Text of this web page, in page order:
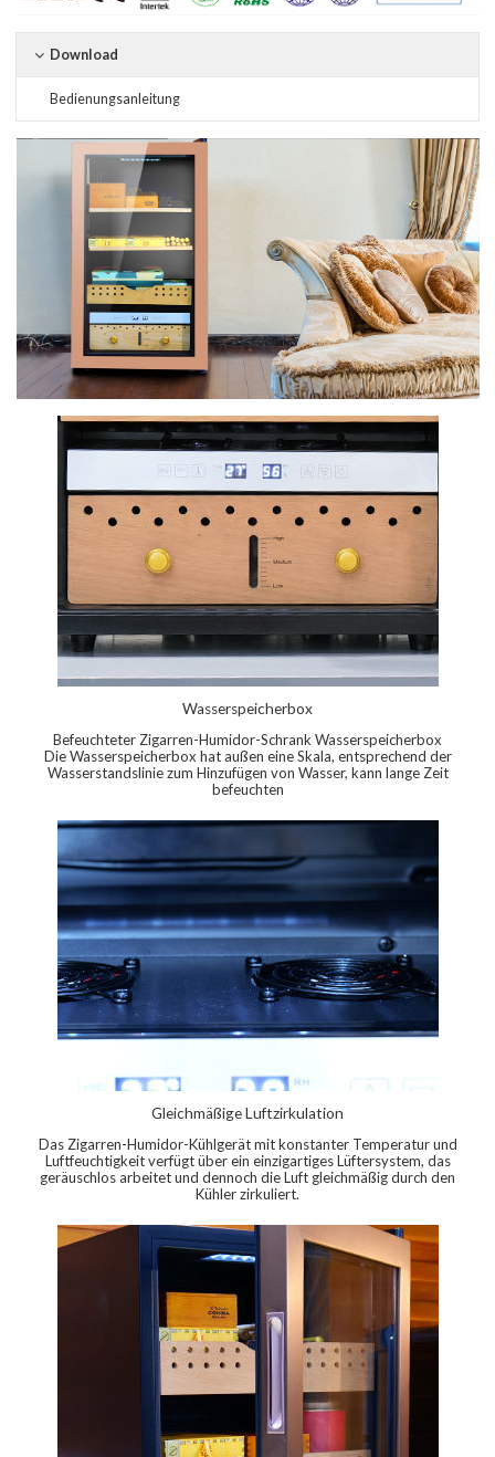
Download
Bedienungsanleitung
Wasserspeicherbox
Befeuchteter Zigarren-Humidor-Schrank Wasserspeicherbox
Die Wasserspeicherbox hat außen eine Skala, entsprechend der
Wasserstandslinie zum Hinzufügen von Wasser, kann lange Zeit
befeuchten
Gleichmäßige Luftzirkulation
Das Zigarren-Humidor-Kühlgerät mit konstanter Temperatur und
Luftfeuchtigkeit verfügt über ein einzigartiges Lüftersystem, das
geräuschlos arbeitet und dennoch die Luft gleichmäßig durch den
Kühler zirkuliert.